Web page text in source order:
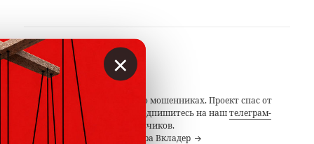
АВТОР
Вкладер
С 2014 года предупреждаем о мошенниках. Проект спас от
потерь миллионы людей. Подпишитесь на наштелеграм-
канал
с 19 тысячами подписчиков.
Посмотреть все записи автора Вкладер
×